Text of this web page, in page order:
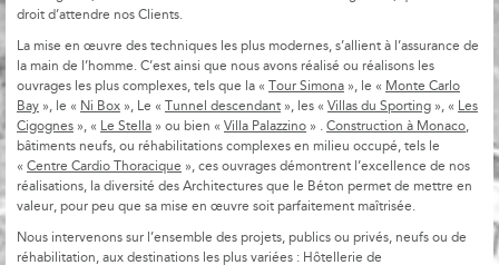
droit d’attendre nos Clients.
La mise en œuvre des techniques les plus modernes, s’allient à l’assurance de
la main de l’homme. C’est ainsi que nous avons réalisé ou réalisons les
ouvrages les plus complexes, tels que la « Tour Simona », le « Monte Carlo
Bay », le « Ni Box », Le « Tunnel descendant », les « Villas du Sporting », « Les
Cigognes », « Le Stella » ou bien « Villa Palazzino » . Construction à Monaco,
bâtiments neufs, ou réhabilitations complexes en milieu occupé, tels le
« Centre Cardio Thoracique », ces ouvrages démontrent l’excellence de nos
réalisations, la diversité des Architectures que le Béton permet de mettre en
valeur, pour peu que sa mise en œuvre soit parfaitement maîtrisée.
Nous intervenons sur l’ensemble des projets, publics ou privés, neufs ou de
réhabilitation, aux destinations les plus variées : Hôtellerie de